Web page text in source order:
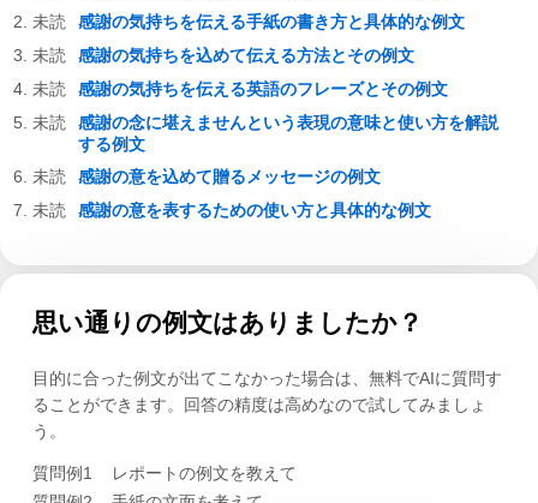
感謝の気持ちを伝える手紙の書き方と具体的な例文
感謝の気持ちを込めて伝える方法とその例文
感謝の気持ちを伝える英語のフレーズとその例文
感謝の念に堪えませんという表現の意味と使い方を解説
する例文
感謝の意を込めて贈るメッセージの例文
感謝の意を表するための使い方と具体的な例文
思い通りの例文はありましたか？
目的に合った例文が出てこなかった場合は、無料でAIに質問す
ることができます。回答の精度は高めなので試してみましょ
う。
質問例1
レポートの例文を教えて